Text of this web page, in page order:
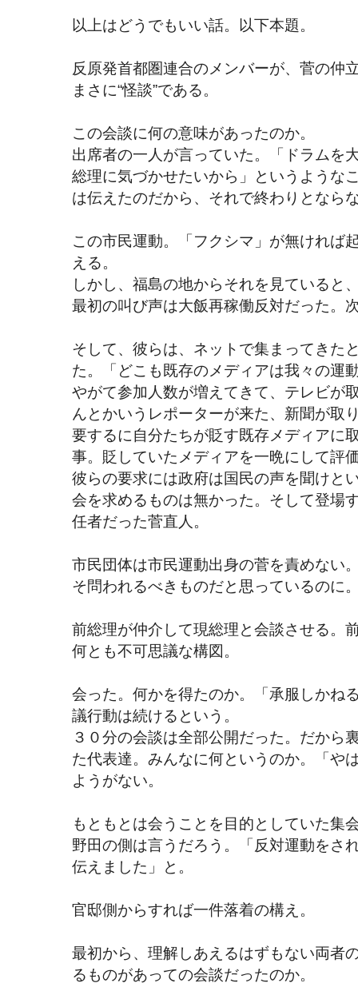
以上はどうでもいい話。以下本題。
反原発首都圏連合のメンバーが、菅の仲
まさに“怪談”である。
この会談に何の意味があったのか。
出席者の一人が言っていた。「ドラムを
総理に気づかせたいから」というような
は伝えたのだから、それで終わりとなら
この市民運動。「フクシマ」が無ければ
える。
しかし、福島の地からそれを見ていると
最初の叫び声は大飯再稼働反対だった。
そして、彼らは、ネットで集まってきた
た。「どこも既存のメディアは我々の運
やがて参加人数が増えてきて、テレビが
んとかいうレポーターが来た、新聞が取
要するに自分たちが貶す既存メディアに
事。貶していたメディアを一晩にして評
彼らの要求には政府は国民の声を聞けと
会を求めるものは無かった。そして登場
任者だった菅直人。
市民団体は市民運動出身の菅を責めない
そ問われるべきものだと思っているのに
前総理が仲介して現総理と会談させる。
何とも不可思議な構図。
会った。何かを得たのか。「承服しかね
議行動は続けるという。
３０分の会談は全部公開だった。だから
た代表達。みんなに何というのか。「や
ようがない。
もともとは会うことを目的としていた集
野田の側は言うだろう。「反対運動をさ
伝えました」と。
官邸側からすれば一件落着の構え。
最初から、理解しあえるはずもない両者
るものがあっての会談だったのか。